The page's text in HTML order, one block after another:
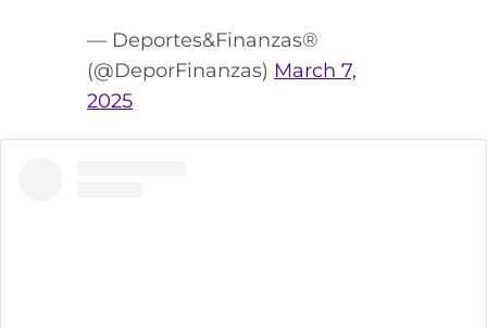
— Deportes&Finanzas®
(@DeporFinanzas) March 7,
2025